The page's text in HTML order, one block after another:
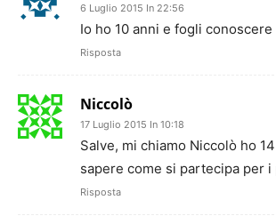
6 Luglio 2015 In 22:56
Io ho 10 anni e fogli
Risposta
Niccolò
17 Luglio 2015 In 10:18
Salve, mi chiamo Niccolò ho
sapere come si partecipa per i
Risposta